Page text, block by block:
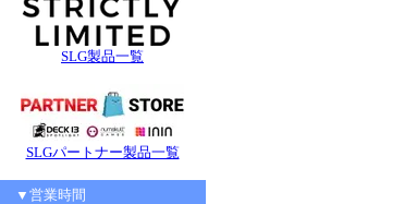
SLG製品一覧
SLGパートナー製品一覧
▼営業時間